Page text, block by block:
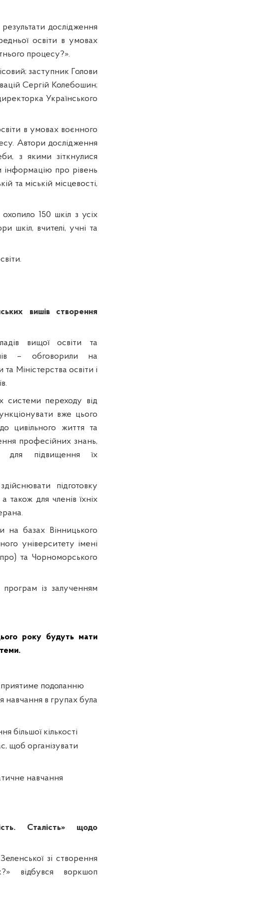
дослідження
освіти в умовах
процесу?».
заступник Голови
Сергій Колебошин;
Українського
в умовах воєнного
Автори дослідження
з якими зіткнулися
інформацію про рівень
та міській місцевості,
150 шкіл з усіх
шкіл, вчителі, учні та
вишів створення
вищої освіти та
– обговорили на
Міністерства освіти і
системи переходу від
вже цього
цивільного життя та
професійних знань,
для підвищення їх
підготовку
також для членів їхніх
на базах Вінницького
університету імені
та Чорноморського
із залученням
року будуть мати
подоланню
навчання в групах була
більшої кількості
щоб організувати
навчання
Сталість» щодо
зі створення
відбувся воркшоп